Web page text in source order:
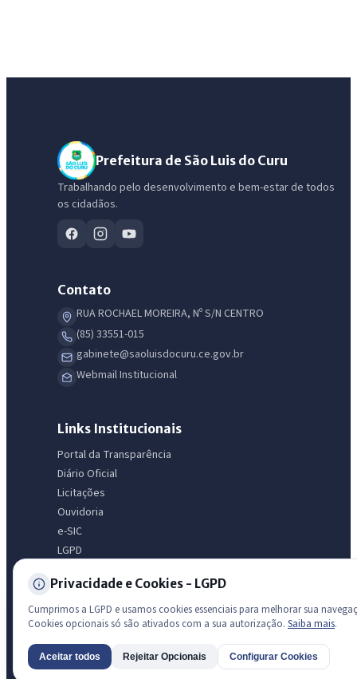
Prefeitura de São Luis do Curu
Trabalhando pelo desenvolvimento e bem-estar de todos
os cidadãos.
Contato
RUA ROCHAEL MOREIRA, Nº S/N CENTRO
(85) 33551-015
gabinete@saoluisdocuru.ce.gov.br
Webmail Institucional
Links Institucionais
Portal da Transparência
Diário Oficial
Licitações
Ouvidoria
e-SIC
LGPD
Acessibilidade
Radar da Transparência Pública
Privacidade e Cookies - LGPD
Cumprimos a LGPD e usamos cookies essenciais para melhorar sua
Cookies opcionais só são ativados com a sua autorização. Saiba mais.
Aceitar todos Rejeitar Opcionais Configurar Cookies
IntGest AI
Olá. Pergunte sobre serviços, notícias, legislação, Diário Oficial,
licitações, estrutura ou transparência do município.
Licitações abertas Carta de serviços Diário Oficial